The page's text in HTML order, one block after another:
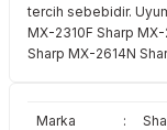
tercih sebebidir.
MX-2310F Sharp
Sharp MX-2614N
Marka :